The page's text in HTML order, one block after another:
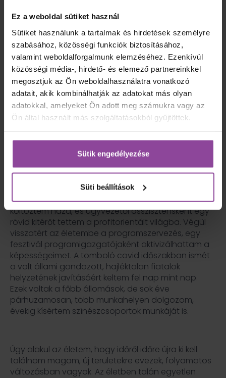
Ez a weboldal sütiket használ
Sütiket használunk a tartalmak és hirdetések személyre
szabásához, közösségi funkciók biztosításához,
valamint weboldalforgalmunk elemzéséhez. Ezenkívül
közösségi média-, hirdető- és elemező partnereinkkel
megosztjuk az Ön weboldalhasználatra vonatkozó
adatait, akik kombinálhatják az adatokat más olyan
adatokkal, amelyeket Ön adott meg számukra vagy az
Ön által használt más szolgáltatásokból gyűjtöttek.
Sütik engedélyezése
Süti beállítások
[vc_column_text]Jelenlegi munkámat megelőzően
számos különféle területről van tapasztalatom, és
külföldön is éltem négy évet, ami tovább
gazdagította az ismereteimet. Ám mindegyik
munkahelyemben közös volt, hogy emberekkel
foglalkoztam, és azért dolgoztam, hogy az egyes
személyeknek vagy csoportoknak a helyzete, élete
előrébb mozdulhasson.
dolgoztam, főként gyerekeknek és fiataloknak
szerveztem programokat, majd párhuzamosan
kezdtem el volt állami gondozott fiatalokat segíteni.
Később úgy hozta az élet, hogy Angliában időseket
gondoztam egy rövid ideig, utána gerincsérülteket
segítettem személyi asszisztensként. 2014-ben
költöztem haza, és ügyvezetői asszisztensként egy
rövid kitérőt tettem a profitorientált világba. Végül
visszatért az életembe a programszervezés, egy
fesztivál programigazgatójaként aktivizálhattam a
képességeimet. A tomboló covid időszakban ismét
a volt állami gondozott, hajléktalan fiatalok
helyzetének javításáért keltem fel nap mint nap.
Ezek voltak a főbb állomások, de sok éve
párhuzamosan, több munkahelyen dolgozom,
évekig kísértem színészcsoportok munkáját is.
Úgy alakul az életem, hogy időről időre újra ki kell
találnom magam, új területekre evezek, folyamatos
változásban vagyok. Az életben talán egyetlen